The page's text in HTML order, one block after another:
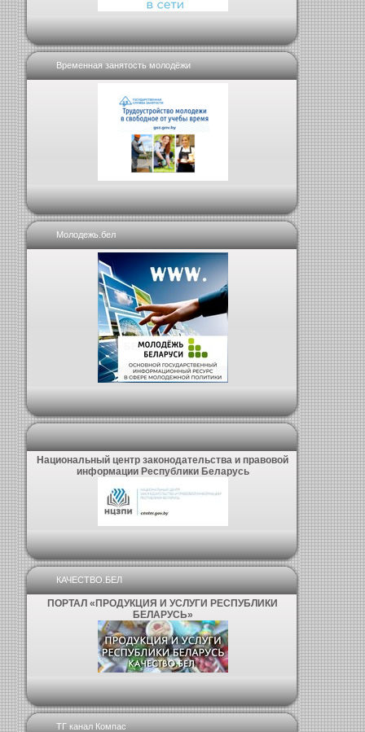
Временная занятость молодёжи
Молодежь.бел
Национальный центр законодательства и правовой
информации Республики Беларусь
КАЧЕСТВО.БЕЛ
ПОРТАЛ «ПРОДУКЦИЯ И УСЛУГИ РЕСПУБЛИКИ
БЕЛАРУСЬ»
ТГ канал Компас